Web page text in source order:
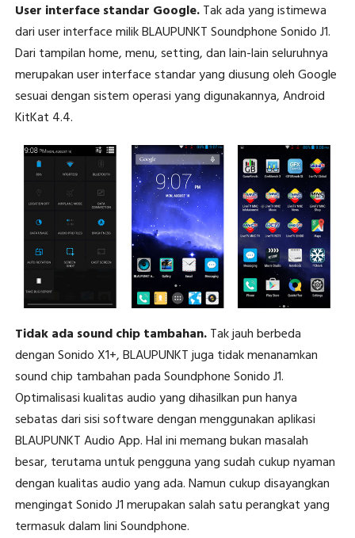
User interface standar Google.Tak ada yang istimewa
dari user interface milik BLAUPUNKT Soundphone Sonido J1.
Dari tampilan home, menu, setting, dan lain-lain seluruhnya
merupakan user interface standar yang diusung oleh Google
sesuai dengan sistem operasi yang digunakannya, Android
KitKat 4.4.
Tidak ada sound chip tambahan.Tak jauh berbeda
dengan Sonido X1+, BLAUPUNKT juga tidak menanamkan
sound chip tambahan pada Soundphone Sonido J1.
Optimalisasi kualitas audio yang dihasilkan pun hanya
sebatas dari sisi software dengan menggunakan aplikasi
BLAUPUNKT Audio App. Hal ini memang bukan masalah
besar, terutama untuk pengguna yang sudah cukup nyaman
dengan kualitas audio yang ada. Namun cukup disayangkan
mengingat Sonido J1 merupakan salah satu perangkat yang
termasuk dalam lini Soundphone.